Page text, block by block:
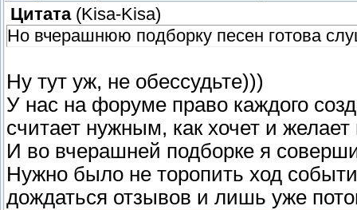
Цитата(Kisa-Kisa)
Но вчерашнюю подборку песен готова
Ну тут уж, не обессудьте)))
У нас на форуме право каждого
считает нужным, как хочет и
И во вчерашней подборке я
Нужно было не торопить ход
дождаться отзывов и лишь уже